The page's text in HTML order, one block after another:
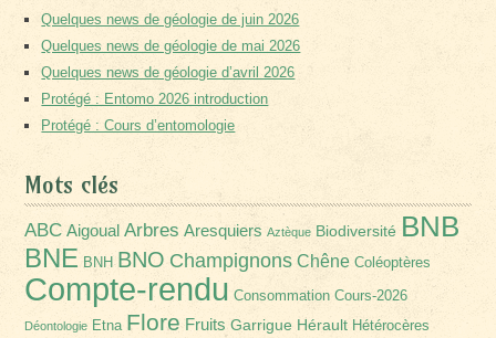
Quelques news de géologie de juin 2026
Quelques news de géologie de mai 2026
Quelques news de géologie d’avril 2026
Protégé : Entomo 2026 introduction
Protégé : Cours d’entomologie
Mots clés
ABC Aigoual Arbres Aresquiers Aztèque Biodiversité BNB
BNE BNH BNO Champignons Chêne Coléoptères
Compte-rendu Consommation Cours-2026
Déontologie Etna Flore Fruits Garrigue Hérault Hétérocères